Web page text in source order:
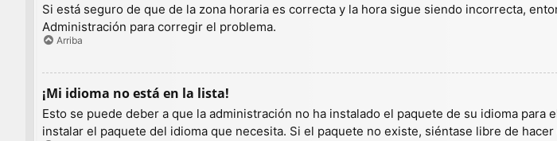
Si está seguro de que de la zona horaria es correcta y la hora sigue siendo incorrecta,
Administración para corregir el problema.
Arriba
¡Mi idioma no está en la lista!
Esto se puede deber a que la administración no ha instalado el paquete de su idioma
instalar el paquete del idioma que necesita. Si el paquete no existe, siéntase libre de